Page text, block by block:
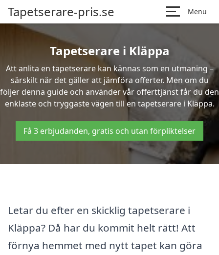
Tapetserare-pris.se Menu
Tapetserare i Kläppa
Att anlita en tapetserare kan kännas som en utmaning –
särskilt när det gäller att jämföra offerter. Men om du
följer denna guide och använder vår offerttjänst får du den
enklaste och tryggaste vägen till en tapetserare i Kläppa.
Få 3 erbjudanden, gratis och utan förpliktelser
Letar du efter en skicklig tapetserare i
Kläppa? Då har du kommit helt rätt! Att
förnya hemmet med nytt tapet kan göra